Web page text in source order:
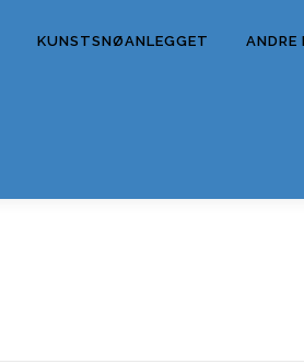
KUNSTSNØANLEGGET ANDRE